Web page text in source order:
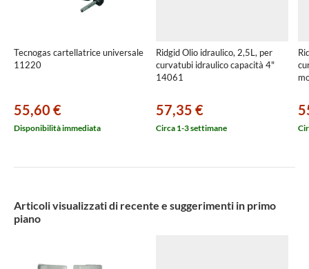
Tecnogas cartellatrice universale
11220
55,60 €
Disponibilità immediata
Ridgid Olio idraulico, 2,5L, per
curvatubi idraulico capacità 4"
14061
57,35 €
Circa 1-3 settimane
Articoli visualizzati di recente e suggerimenti in primo
piano